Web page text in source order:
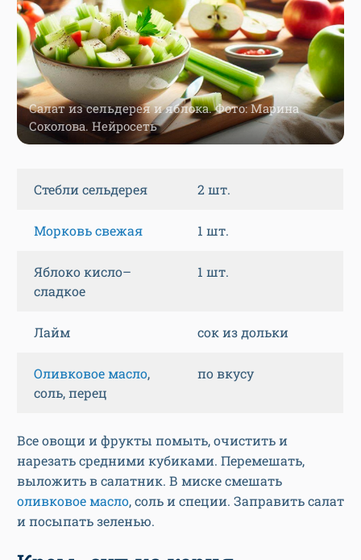
Салат из сельдерея и яблока. Фото: Марина
Соколова. Нейросеть
Стебли сельдерея 2 шт.
Морковь свежая 1 шт.
Яблоко кисло–
сладкое
1 шт.
Лайм сок из дольки
Оливковое масло,
соль, перец
по вкусу
Все овощи и фрукты помыть, очистить и
нарезать средними кубиками. Перемешать,
выложить в салатник. В миске смешать
оливковое масло, соль и специи. Заправить салат
и посыпать зеленью.